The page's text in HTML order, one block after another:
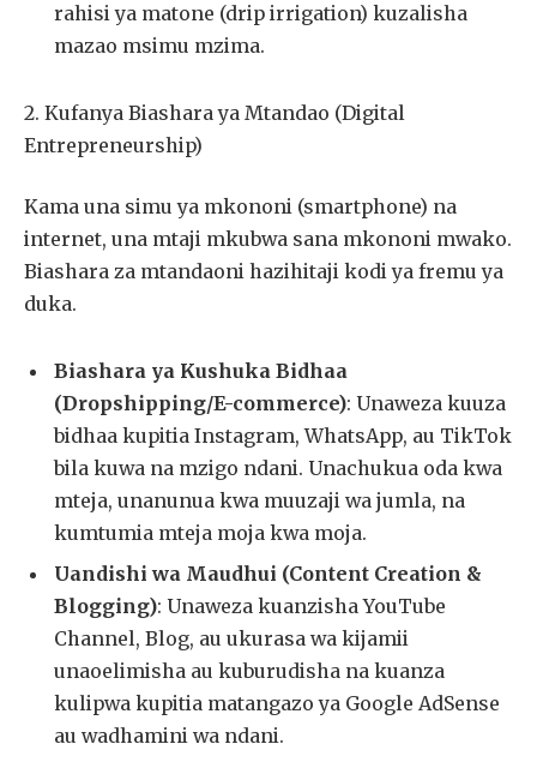
rahisi ya matone (drip irrigation) kuzalisha
mazao msimu mzima.
2. Kufanya Biashara ya Mtandao (Digital
Entrepreneurship)
Kama una simu ya mkononi (smartphone) na
internet, una mtaji mkubwa sana mkononi mwako.
Biashara za mtandaoni hazihitaji kodi ya fremu ya
duka.
Biashara ya Kushuka Bidhaa
(Dropshipping/E-commerce): Unaweza kuuza
bidhaa kupitia Instagram, WhatsApp, au TikTok
bila kuwa na mzigo ndani. Unachukua oda kwa
mteja, unanunua kwa muuzaji wa jumla, na
kumtumia mteja moja kwa moja.
Uandishi wa Maudhui (Content Creation &
Blogging): Unaweza kuanzisha YouTube
Channel, Blog, au ukurasa wa kijamii
unaoelimisha au kuburudisha na kuanza
kulipwa kupitia matangazo ya Google AdSense
au wadhamini wa ndani.